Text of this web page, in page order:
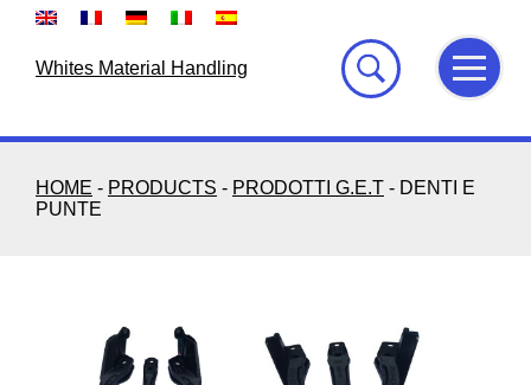
Skip
Whites Material Handling
HOME - PRODUCTS - PRODOTTI G.E.T - DENTI E
PUNTE